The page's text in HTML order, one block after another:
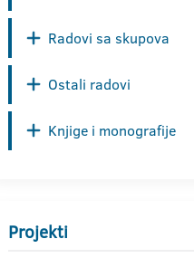
Radovi sa skupova
Ostali radovi
Knjige i monografije
Projekti